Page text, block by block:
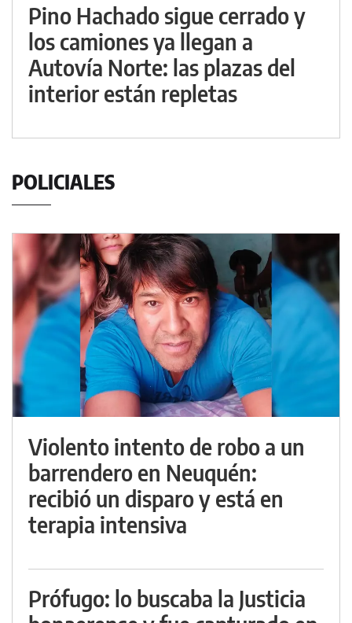
Pino Hachado sigue cerrado y
los camiones ya llegan a
Autovía Norte: las plazas del
interior están repletas
POLICIALES
Violento intento de robo a un
barrendero en Neuquén:
recibió un disparo y está en
terapia intensiva
Prófugo: lo buscaba la Justicia